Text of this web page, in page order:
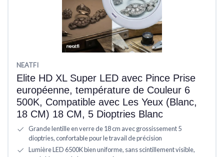
NEATFI
Elite HD XL Super LED avec Pince Prise
européenne, température de Couleur 6
500K, Compatible avec Les Yeux (Blanc,
18 CM) 18 CM, 5 Dioptries Blanc
Grande lentille en verre de 18 cm avec grossissement 5
dioptries, confortable pour le travail de précision
Lumière LED 6500K bien uniforme, sans scintillement visible,